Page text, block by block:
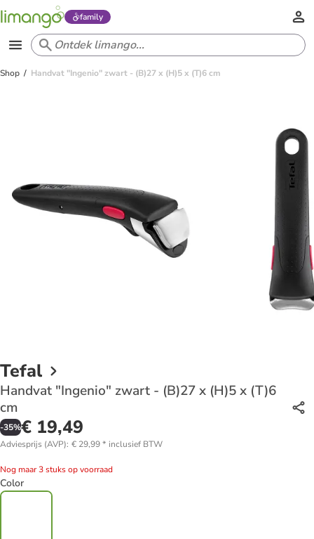
family
Shop Handvat "Ingenio" zwart - (B)27 x (H)5 x (T)6 cm
Tefal
Handvat "Ingenio" zwart - (B)27 x (H)5 x (T)6
cm
-35%€ 19,49
Adviesprijs (AVP): € 29,99* inclusief BTW
Nog maar 3 stuks op voorraad
Color